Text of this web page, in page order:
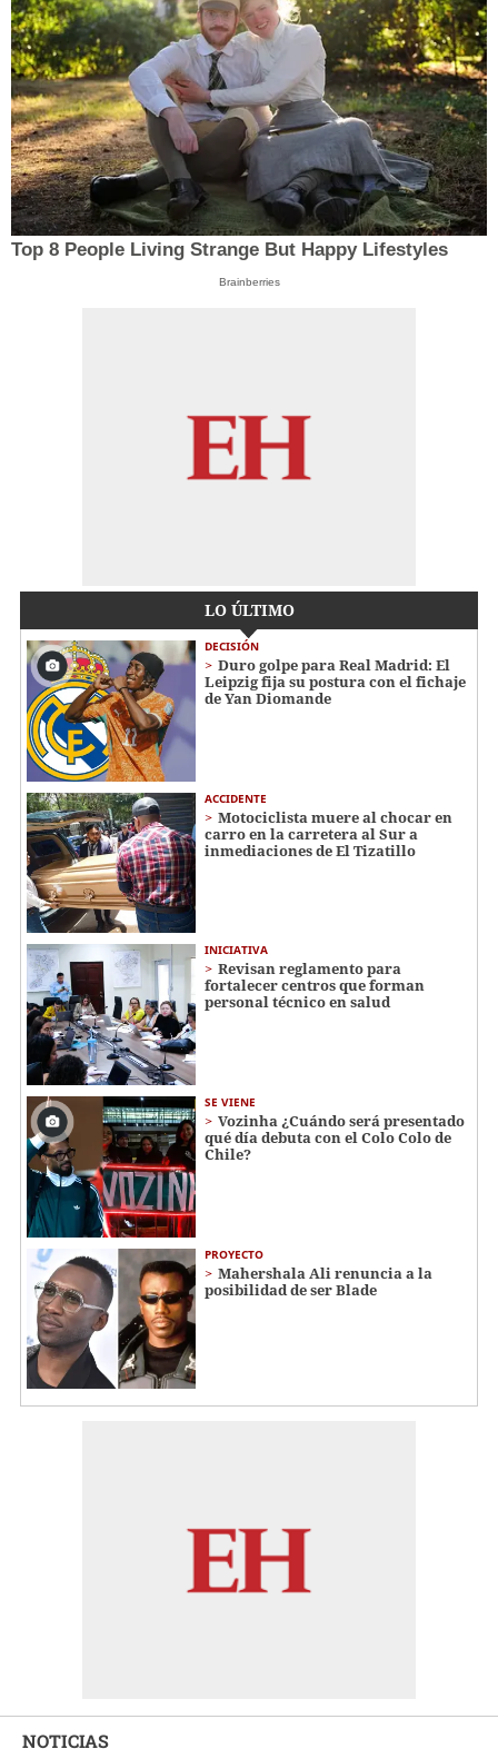
Top 8 People Living Strange But Happy Lifestyles
Brainberries
LO ÚLTIMO
DECISIÓN
Duro golpe para Real Madrid: El
Leipzig fija su postura con el fichaje
de Yan Diomande
ACCIDENTE
Motociclista muere al chocar en
carro en la carretera al Sur a
inmediaciones de El Tizatillo
INICIATIVA
Revisan reglamento para
fortalecer centros que forman
personal técnico en salud
SE VIENE
Vozinha ¿Cuándo será presentado
qué día debuta con el Colo Colo de
Chile?
PROYECTO
Mahershala Ali renuncia a la
posibilidad de ser Blade
NOTICIAS